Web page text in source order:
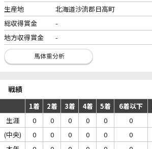
生産地
北海道沙流郡日高町
総収得賞金
-
地方収得賞金
-
戦績
1着 2着 3着 4着 5着 6着以下
生涯
0 0 0 0 0 0
(中央)
0 0 0 0 0 0